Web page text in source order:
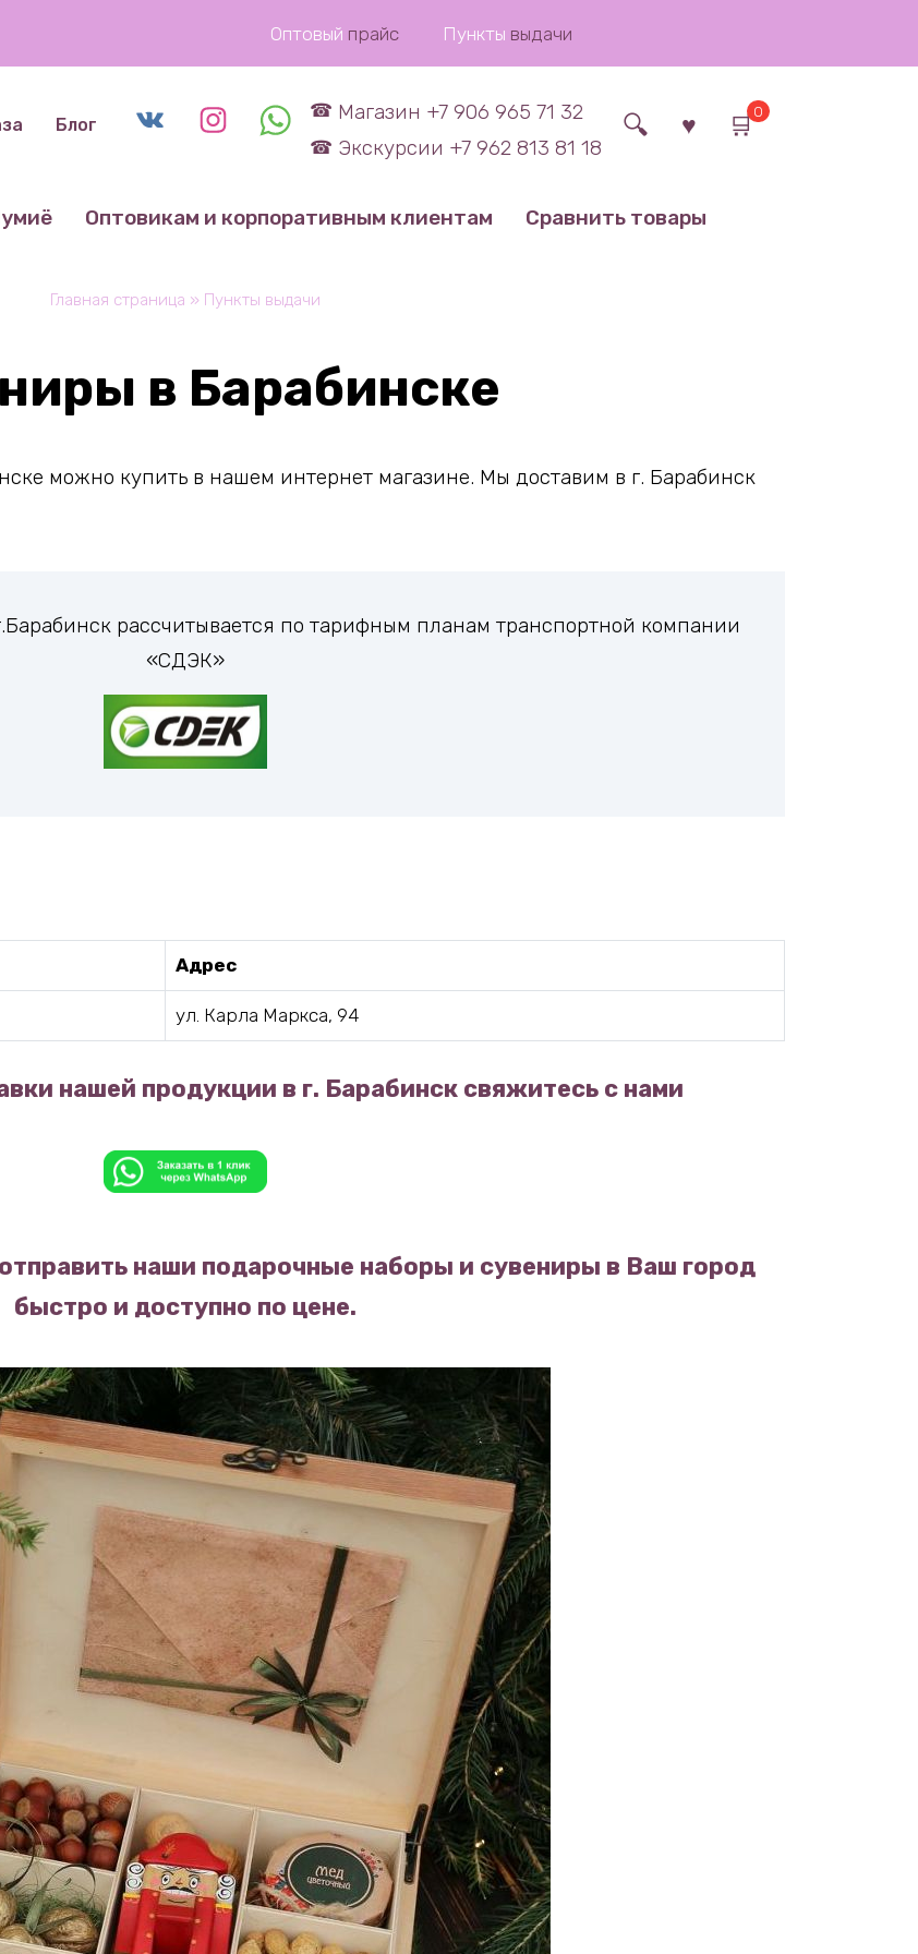
Оптовый прайс Пункты выдачи
Блог
Магазин +7 906 965 71 32
Экскурсии +7 962 813 81 18
0
Оптовикам и корпоративным клиентам Сравнить товары
Главная страница » Пункты выдачи
в Барабинске
можно купить в нашем интернет магазине. Мы доставим в г. Барабинск
рассчитывается по тарифным планам транспортной компании
«СДЭК»
Адрес
ул. Карла Маркса, 94
нашей продукции в г. Барабинск свяжитесь с нами
наши подарочные наборы и сувениры в Ваш город
быстро и доступно по цене.